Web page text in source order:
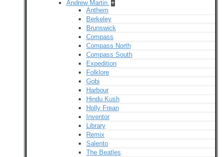
Andrew Martin +
Anthem
Berkeley
Brunswick
Compass
Compass North
Compass South
Expedition
Folklore
Gobi
Harbour
Hindu Kush
Holly Frean
Inventor
Library
Remix
Salento
The Beatles